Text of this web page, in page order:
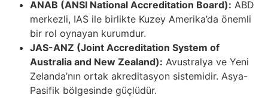
ANAB (ANSI National Accreditation Board): ABD
merkezli, IAS ile birlikte Kuzey Amerika’da önemli
bir rol oynayan kurumdur.
JAS-ANZ (Joint Accreditation System of
Australia and New Zealand): Avustralya ve Yeni
Zelanda’nın ortak akreditasyon sistemidir. Asya-
Pasifik bölgesinde güçlüdür.